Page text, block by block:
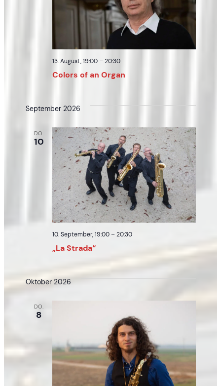
Colors of an Organ
13. August, 19:00–20:30
September 2026
DO.
10
„La Strada“
10. September, 19:00–20:30
Oktober 2026
DO.
8